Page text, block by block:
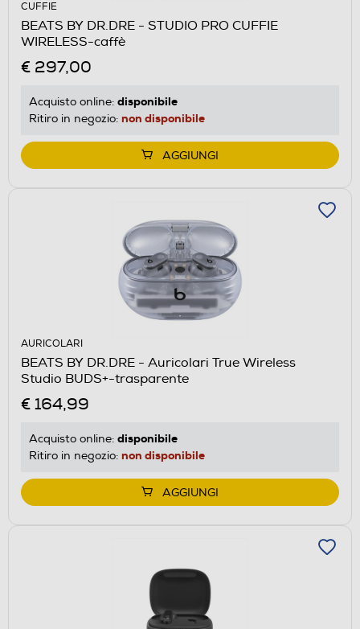
CUFFIE
BEATS BY DR.DRE - STUDIO PRO CUFFIE
WIRELESS-caffè
€ 297,00
Acquisto online: disponibile
Ritiro in negozio: non disponibile
AGGIUNGI
AURICOLARI
BEATS BY DR.DRE - Auricolari True Wireless
Studio BUDS+-trasparente
€ 164,99
Acquisto online: disponibile
Ritiro in negozio: non disponibile
AGGIUNGI